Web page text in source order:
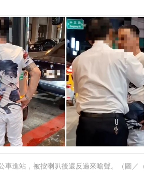
車進站，被按喇叭後還反過來嗆聲。（圖／（